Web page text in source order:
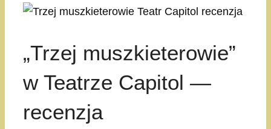
„Trzej muszkieterowie”
w Teatrze Capitol —
recenzja